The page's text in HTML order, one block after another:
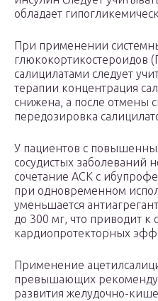
обладает
При применении
глюкокортикостероидов
салицилатами следует
терапии концентрация
снижена, а после отмены
передозировка
У пациентов с
сосудистых заболеваний
сочетание АСК с
при одновременном
уменьшается
до 300 мг, что приводит
кардиопротекторных
Применение
превышающих
развития желудочно-